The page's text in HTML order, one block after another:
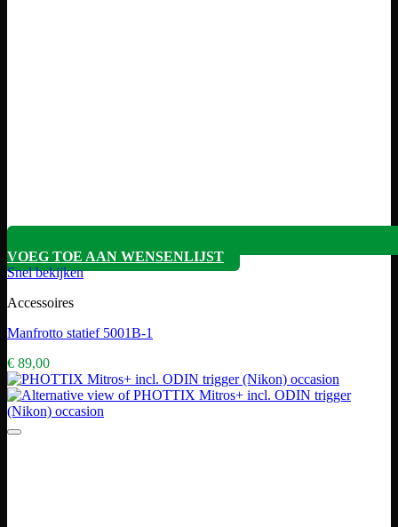
VOEG TOE AAN WENSENLIJST
Snel bekijken
Accessoires
Manfrotto statief 5001B-1
€ 89,00